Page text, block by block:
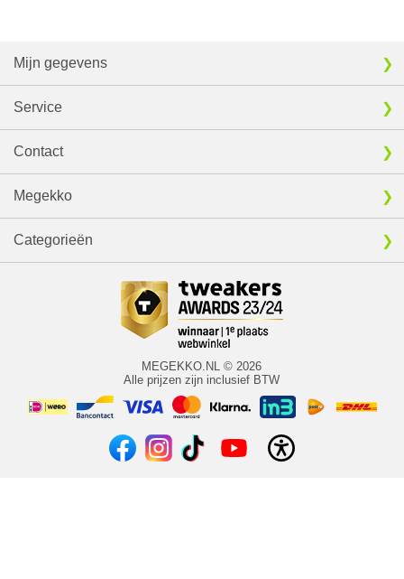
Mijn gegevens
Service
Contact
Megekko
Categorieën
MEGEKKO.NL © 2026
Alle prijzen zijn inclusief BTW